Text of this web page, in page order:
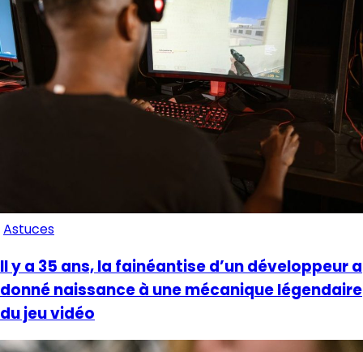
Astuces
Il y a 35 ans, la fainéantise d’un développeur a
donné naissance à une mécanique légendaire
du jeu vidéo